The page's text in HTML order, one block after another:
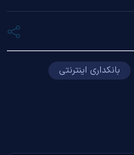
بانکداری اینترنتی